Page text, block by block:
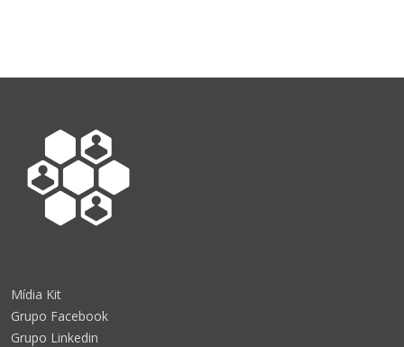
Mídia Kit
Grupo Facebook
Grupo Linkedin